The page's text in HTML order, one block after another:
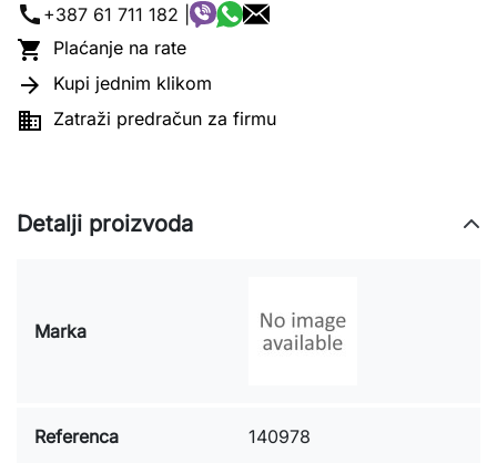
call +387 61 711 182 |
 Plaćanje na rate
 Kupi jednim klikom
 Zatraži predračun za firmu
Detalji proizvoda
Marka
Referenca 140978